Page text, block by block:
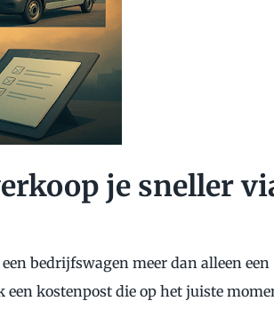
je sneller
bedrijfswagen meer dan alleen een
kostenpost die op het juiste